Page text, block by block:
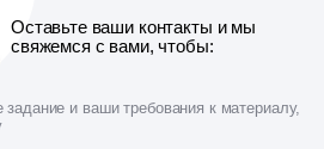
Оставьте ваши контакты и мы
свяжемся с вами, чтобы:
задание и ваши требования к материалу,